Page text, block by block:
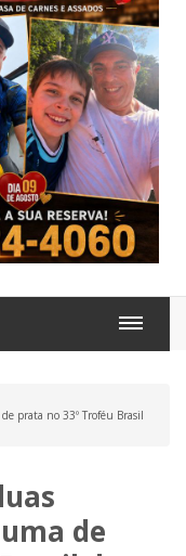
prata no 33º Troféu Brasil
de